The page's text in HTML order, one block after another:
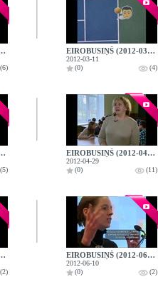
(2012-03-04)
(6)
EIROBUSIŅŠ (2012-03-11)
2012-03-11
(0)
(4)
(2012-04-22)
(5)
EIROBUSIŅŠ (2012-04-29)
2012-04-29
(0)
(11)
(2012-06-03)
(2)
EIROBUSIŅŠ (2012-06-10)
2012-06-10
(0)
(2)